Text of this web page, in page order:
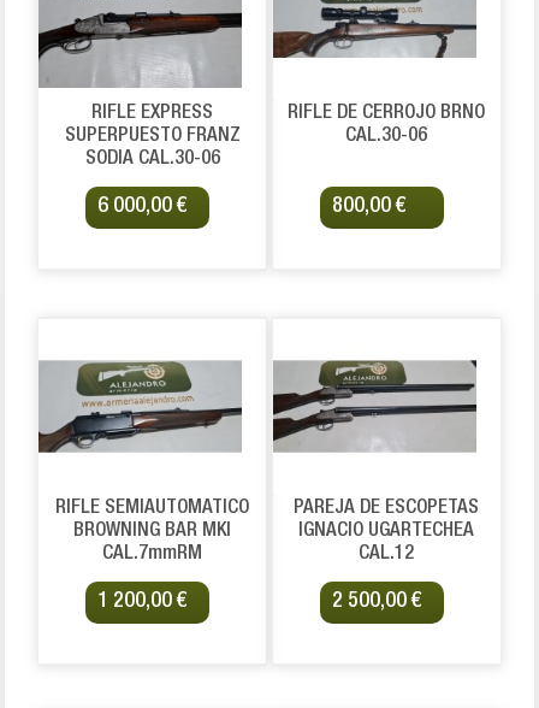
RIFLE EXPRESS
SUPERPUESTO FRANZ
SODIA CAL.30-06
6 000,00 €
RIFLE DE CERROJO BRNO
CAL.30-06
800,00 €
RIFLE SEMIAUTOMATICO
BROWNING BAR MKI
CAL.7mmRM
1 200,00 €
PAREJA DE ESCOPETAS
IGNACIO UGARTECHEA
CAL.12
2 500,00 €